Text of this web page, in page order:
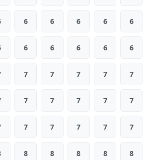
6 6 6 6 6
6 6 6 6 6
7 7 7 7 7
7 7 7 7 7
7 7 7 7 7
8 8 8 8 8